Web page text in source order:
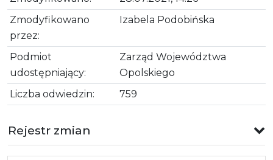
Zmodyfikowano
przez:
Izabela Podobińska
Podmiot
udostępniający:
Zarząd Województwa
Opolskiego
Liczba odwiedzin:
759
Rejestr zmian